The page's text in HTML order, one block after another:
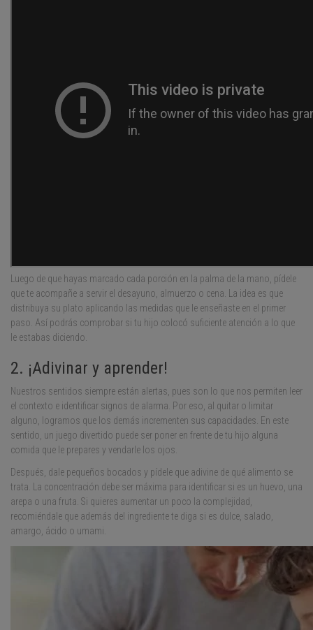
Luego de que hayas marcado cada porción en la palma de la mano, pídele
que te acompañe a servir el desayuno, almuerzo o cena. La idea es que
distribuya su plato aplicando las medidas que le enseñaste en el primer
paso. Así podrás comprobar si tu hijo colocó suficiente atención a lo que
le estabas diciendo.
2. ¡Adivinar y aprender!
Nuestros sentidos siempre están alertas, pues son lo que nos permiten leer
el contexto e identificar signos de alarma. Por eso, al quitar o limitar
alguno, logramos que los demás incrementen sus capacidades. En este
sentido, un juego divertido puede ser poner en frente de tu hijo alguna
comida que le prepares y vendarle los ojos.
Después, dale pequeños bocados y pídele que adivine de qué alimento se
trata. La concentración debe ser máxima para identificar si es un huevo, una
arepa o una fruta. Si quieres aumentar un poco la complejidad,
recomiéndale que además del ingrediente te diga si es dulce, salado,
amargo, ácido o umami.